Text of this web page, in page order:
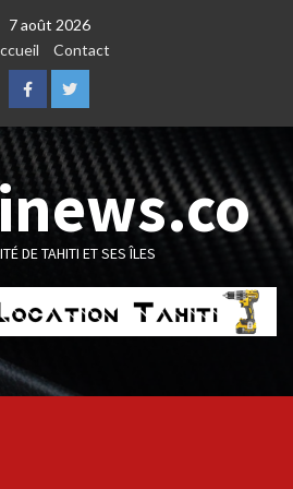
7 août 2026
Contact
FacebookTwitter
DE TAHITI ET SES ÎLES